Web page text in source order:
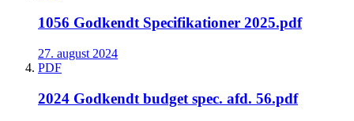
1056 Godkendt Specifikationer 2025.pdf
27. august 2024
PDF
2024 Godkendt budget spec. afd. 56.pdf